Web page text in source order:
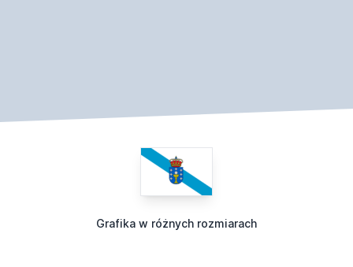
Grafika w różnych rozmiarach